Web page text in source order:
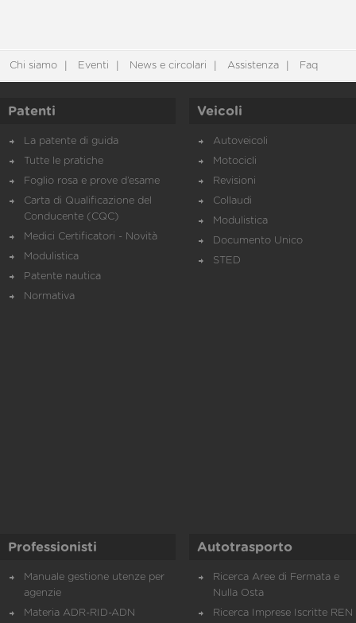
Chi siamo Eventi News e circolari Assistenza Faq
Patenti
La patente di guida
Tutte le pratiche
Foglio rosa e prove d’esame
Carta di Qualificazione del
Conducente (CQC)
Medici Certificatori - Novità
Modulistica
Patente nautica
Normativa
Veicoli
Autoveicoli
Motocicli
Revisioni
Collaudi
Modulistica
Documento Unico
STED
Professionisti
Manuale gestione utenze per
agenzie
Materia ADR-RID-ADN
Autotrasporto
Ricerca Aree di Fermata e
Nulla Osta
Ricerca Imprese Iscritte REN